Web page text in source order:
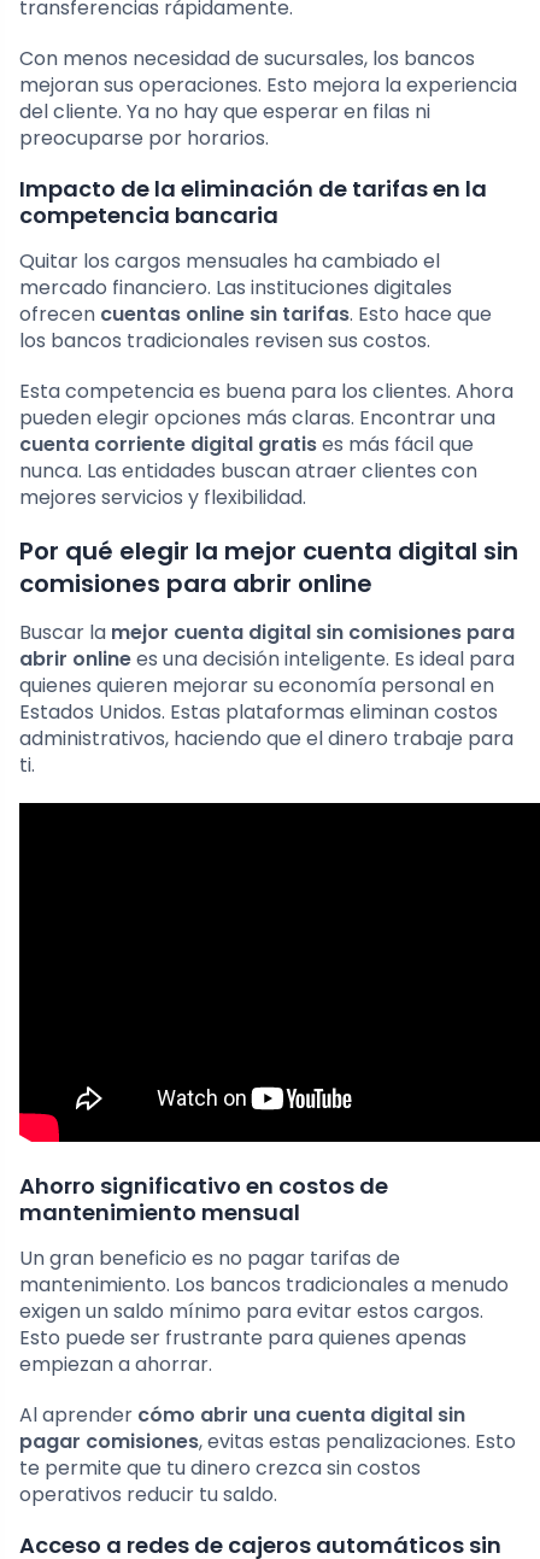
transferencias rápidamente.
Con menos necesidad de sucursales, los bancos
mejoran sus operaciones. Esto mejora la experiencia
del cliente. Ya no hay que esperar en filas ni
preocuparse por horarios.
Impacto de la eliminación de tarifas en la
competencia bancaria
Quitar los cargos mensuales ha cambiado el
mercado financiero. Las instituciones digitales
ofrecen cuentas online sin tarifas. Esto hace que
los bancos tradicionales revisen sus costos.
Esta competencia es buena para los clientes. Ahora
pueden elegir opciones más claras. Encontrar una
cuenta corriente digital gratises más fácil que
nunca. Las entidades buscan atraer clientes con
mejores servicios y flexibilidad.
Por qué elegir la mejor cuenta digital sin
comisiones para abrir online
Buscar la mejor cuenta digital sin comisiones para
abrir onlinees una decisión inteligente. Es ideal para
quienes quieren mejorar su economía personal en
Estados Unidos. Estas plataformas eliminan costos
administrativos, haciendo que el dinero trabaje para
ti.
Ahorro significativo en costos de
mantenimiento mensual
Un gran beneficio es no pagar tarifas de
mantenimiento. Los bancos tradicionales a menudo
exigen un saldo mínimo para evitar estos cargos.
Esto puede ser frustrante para quienes apenas
empiezan a ahorrar.
Al aprender cómo abrir una cuenta digital sin
pagar comisiones, evitas estas penalizaciones. Esto
te permite que tu dinero crezca sin costos
operativos reducir tu saldo.
Acceso a redes de cajeros automáticos sin